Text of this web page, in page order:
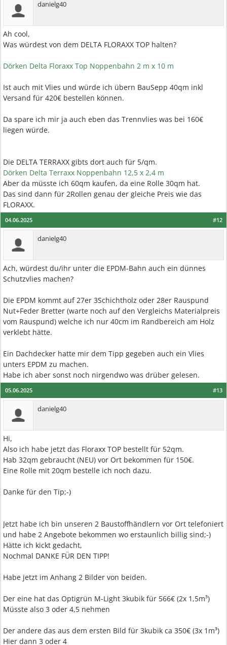
danielg40
Ah cool,
Was würdest von dem DELTA FLORAXX TOP halten?
Dörken Delta Floraxx Top Noppenbahn 2 m x 10 m
Ist auch mit Vlies und würde ich übern BauSepp 40qm inkl
Versand für 420€ bestellen können.
Da spare ich mir ja auch eben das Trennvlies was bei 160€
liegen würde.
Die DELTA TERRAXX gibts dort auch für 5/qm.
Dörken Delta Terraxx Noppenbahn 12,5 x 2,4 m
Aber da müsste ich 60qm kaufen, da eine Rolle 30qm hat.
Das sind dann für 2Rollen genau der gleiche Preis wie das
FLORAXX.
#12
04.06.2025
danielg40
Ach, würdest du/ihr unter die EPDM-Bahn auch ein dünnes
Schutzvlies machen?
Die EPDM kommt auf 27er 3Schichtholz oder 28er Rauspund
Nut+Feder Bretter (warte noch auf den Vergleichs Materialpreis
vom Rauspund) welche ich nur 40cm im Randbereich am Holz
verklebt hätte.
Ein Dachdecker hatte mir dem Tipp gegeben auch ein Vlies
unters EPDM zu machen.
Habe ich aber sonst noch nirgendwo was drüber gelesen.
#13
05.06.2025
danielg40
Hi,
Also ich habe jetzt das Floraxx TOP bestellt für 52qm.
Hab 32qm gebraucht (NEU) vor Ort bekommen für 150€.
Eine Rolle mit 20qm bestelle ich noch dazu.
Danke für den Tip;-)
Jetzt habe ich bin unseren 2 Baustoffhändlern vor Ort telefoniert
und habe 2 Angebote bekommen wo erstaunlich billig sind;-)
Hätte ich kickt gedacht,
Nochmal DANKE FÜR DEN TIPP!
Habe jetzt im Anhang 2 Bilder von beiden.
Der eine hat das Optigrün M-Light 3kubik für 566€ (2x 1,5m³)
Müsste also 3 oder 4,5 nehmen
Der andere das aus dem ersten Bild für 3kubik ca 350€ (3x 1m³)
Hier dann 3 oder 4